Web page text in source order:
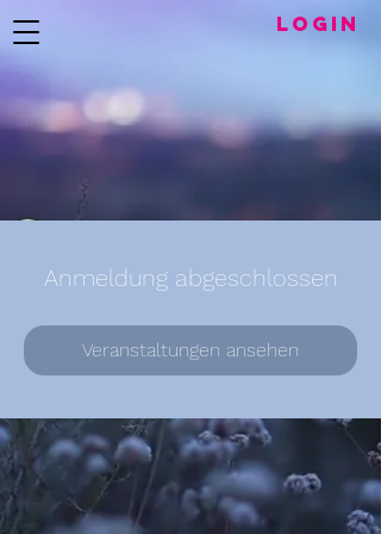
LogIN
Anmeldung abgeschlossen
Veranstaltungen ansehen